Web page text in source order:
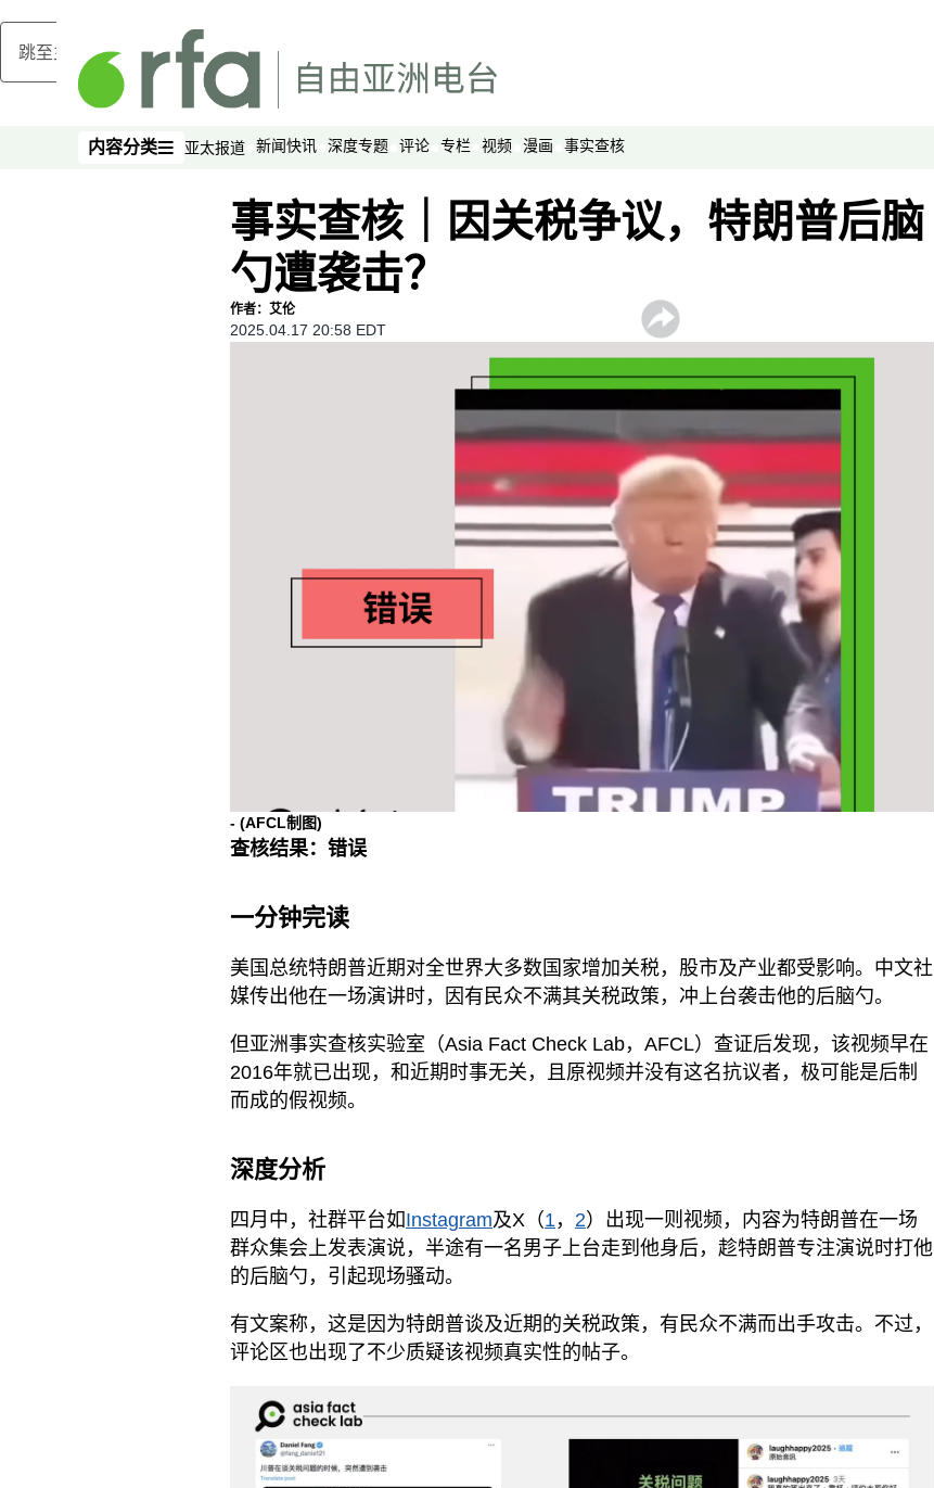
跳至主内容
内容分类
内容分类 亚太报道 新闻快讯 深度专题 评论 专栏 视频 漫画 事实查核
事实查核｜因关税争议，特朗普后脑
勺遭袭击？
作者：艾伦
2025.04.17 20:58 EDT
- (AFCL制图)
查核结果：错误
一分钟完读
美国总统特朗普近期对全世界大多数国家增加关税，股市及产业都受影响。中文社
媒传出他在一场演讲时，因有民众不满其关税政策，冲上台袭击他的后脑勺。
但亚洲事实查核实验室（Asia Fact Check Lab，AFCL）查证后发现，该视频早在
2016年就已出现，和近期时事无关，且原视频并没有这名抗议者，极可能是后制
而成的假视频。
深度分析
四月中，社群平台如Instagram及X（1， 2）出现一则视频，内容为特朗普在一场
群众集会上发表演说，半途有一名男子上台走到他身后，趁特朗普专注演说时打他
的后脑勺，引起现场骚动。
有文案称，这是因为特朗普谈及近期的关税政策，有民众不满而出手攻击。不过，
评论区也出现了不少质疑该视频真实性的帖子。